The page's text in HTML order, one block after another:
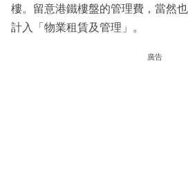
樓。留意港鐵樓盤的管理費，當然
計入「物業租賃及管理」。
廣告